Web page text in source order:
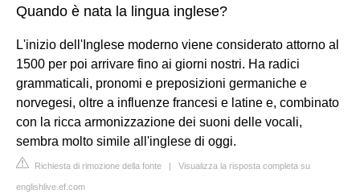
Quando è nata la lingua inglese?
L'inizio dell'Inglese moderno viene considerato attorno al
1500 per poi arrivare fino ai giorni nostri. Ha radici
grammaticali, pronomi e preposizioni germaniche e
norvegesi, oltre a influenze francesi e latine e, combinato
con la ricca armonizzazione dei suoni delle vocali,
sembra molto simile all'inglese di oggi.
Richiesta di rimozione della fonte | Visualizza la risposta completa su
englishlive.ef.com